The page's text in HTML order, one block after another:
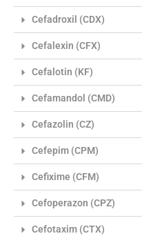
Cefadroxil (CDX)
Cefalexin (CFX)
Cefalotin (KF)
Cefamandol (CMD)
Cefazolin (CZ)
Cefepim (CPM)
Cefixime (CFM)
Cefoperazon (CPZ)
Cefotaxim (CTX)